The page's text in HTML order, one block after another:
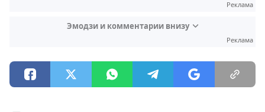
Реклама
Эмодзи и комментарии внизу
Реклама